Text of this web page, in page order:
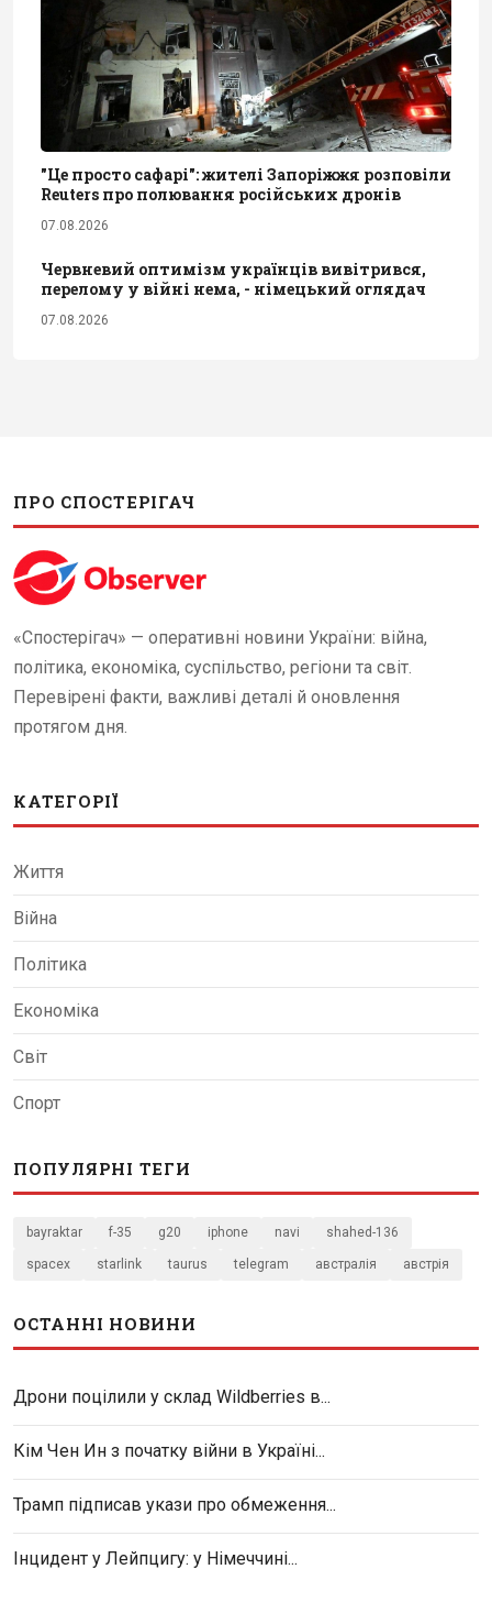
"Це просто сафарі": жителі Запоріжжя розповіли
Reuters про полювання російських дронів
07.08.2026
Червневий оптимізм українців вивітрився,
перелому у війні нема, - німецький оглядач
07.08.2026
ПРО СПОСТЕРІГАЧ
«Спостерігач» — оперативні новини України: війна,
політика, економіка, суспільство, регіони та світ.
Перевірені факти, важливі деталі й оновлення
протягом дня.
КАТЕГОРІЇ
Життя
Війна
Політика
Економіка
Світ
Спорт
ПОПУЛЯРНІ ТЕГИ
bayraktar f-35 g20 iphone navi shahed-136
spacex starlink taurus telegram австралія австрія
ОСТАННІ НОВИНИ
Дрони поцілили у склад Wildberries в...
Кім Чен Ин з початку війни в Україні...
Трамп підписав укази про обмеження...
Інцидент у Лейпцигу: у Німеччині...